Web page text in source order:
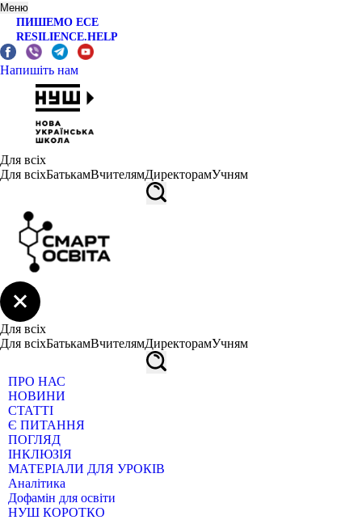
Меню
ПИШЕМО ЕСЕ
RESILIENCE.HELP
Напишіть нам
Для всіх
Для всіхБатькамВчителямДиректорамУчням
Для всіх
Для всіхБатькамВчителямДиректорамУчням
ПРО НАС
НОВИНИ
СТАТТІ
Є ПИТАННЯ
ПОГЛЯД
ІНКЛЮЗІЯ
МАТЕРІАЛИ ДЛЯ УРОКІВ
Аналітика
Дофамін для освіти
НУШ КОРОТКО